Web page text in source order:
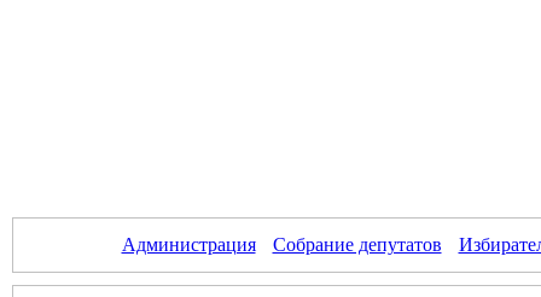
Администрация Собрание депутатов